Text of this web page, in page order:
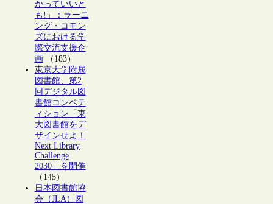
かっていいと
も!」：ラーニ
ング・コモン
ズにおける学
際交流支援企
画 （183）
東京大学附属
図書館、第2
回デジタル図
書館コンペテ
ィション「東
大図書館をデ
ザインせよ！
Next Library
Challenge
2030」を開催
（145）
日本図書館協
会（JLA）図